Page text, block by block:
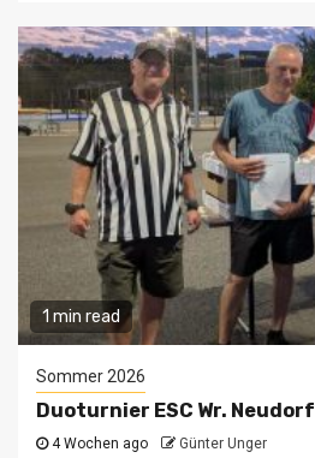
1 min read
Sommer 2026
Duoturnier ESC Wr. Neudorf
4 Wochen ago Günter Unger